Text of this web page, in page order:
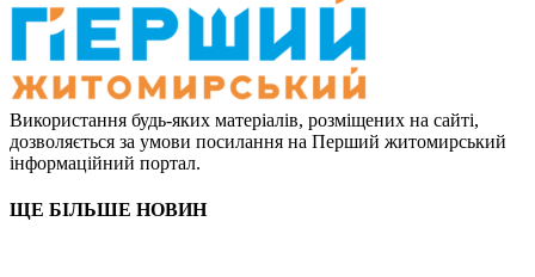
Використання будь-яких матеріалів, розміщених на сайті,
дозволяється за умови посилання на Перший житомирський
інформаційний портал.
ЩЕ БІЛЬШЕ НОВИН